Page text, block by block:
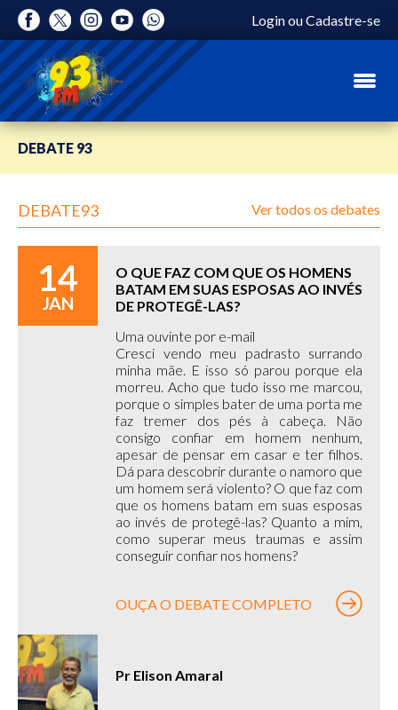
LoginouCadastre-se
DEBATE 93
DEBATE93 Ver todos os debates
14
JAN
O QUE FAZ COM QUE OS HOMENS
BATAM EM SUAS ESPOSAS AO INVÉS
DE PROTEGÊ-LAS?
Uma ouvinte por e-mail
Cresci vendo meu padrasto surrando
minha mãe. E isso só parou porque ela
morreu. Acho que tudo isso me marcou,
porque o simples bater de uma porta me
faz tremer dos pés à cabeça. Não
consigo confiar em homem nenhum,
apesar de pensar em casar e ter filhos.
Dá para descobrir durante o namoro que
um homem será violento? O que faz com
que os homens batam em suas esposas
ao invés de protegê-las? Quanto a mim,
como superar meus traumas e assim
conseguir confiar nos homens?
OUÇA O DEBATE COMPLETO
Pr Elison Amaral